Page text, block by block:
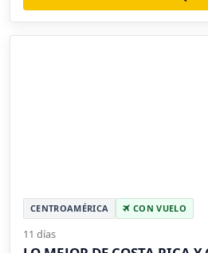
CENTROAMÉRICA CON VUELO
11 días